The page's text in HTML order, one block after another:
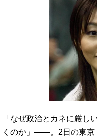
「なぜ政治とカネに厳し
くのか」――。2日の東京